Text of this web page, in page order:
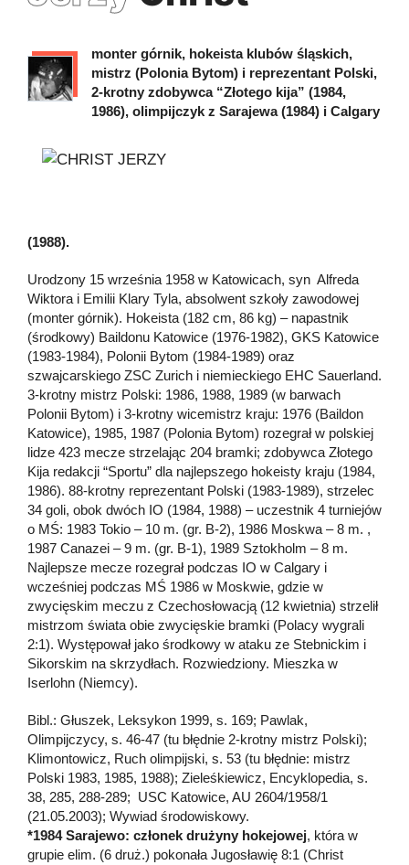
monter górnik, hokeista klubów śląskich,
mistrz (Polonia Bytom) i reprezentant Polski,
2-krotny zdobywca “Złotego kija” (1984,
1986), olimpijczyk z Sarajewa (1984) i Calgary
(1988).
Urodzony 15 września 1958 w Katowicach, syn Alfreda
Wiktora i Emilii Klary Tyla, absolwent szkoły zawodowej
(monter górnik). Hokeista (182 cm, 86 kg) – napastnik
(środkowy) Baildonu Katowice (1976-1982), GKS Katowice
(1983-1984), Polonii Bytom (1984-1989) oraz
szwajcarskiego ZSC Zurich i niemieckiego EHC Sauerland.
3-krotny mistrz Polski: 1986, 1988, 1989 (w barwach
Polonii Bytom) i 3-krotny wicemistrz kraju: 1976 (Baildon
Katowice), 1985, 1987 (Polonia Bytom) rozegrał w polskiej
lidze 423 mecze strzelając 204 bramki; zdobywca Złotego
Kija redakcji “Sportu” dla najlepszego hokeisty kraju (1984,
1986). 88-krotny reprezentant Polski (1983-1989), strzelec
34 goli, obok dwóch IO (1984, 1988) – uczestnik 4 turniejów
o MŚ: 1983 Tokio – 10 m. (gr. B-2), 1986 Moskwa – 8 m. ,
1987 Canazei – 9 m. (gr. B-1), 1989 Sztokholm – 8 m.
Najlepsze mecze rozegrał podczas IO w Calgary i
wcześniej podczas MŚ 1986 w Moskwie, gdzie w
zwycięskim meczu z Czechosłowacją (12 kwietnia) strzelił
mistrzom świata obie zwycięskie bramki (Polacy wygrali
2:1). Występował jako środkowy w ataku ze Stebnickim i
Sikorskim na skrzydłach. Rozwiedziony. Mieszka w
Iserlohn (Niemcy).
Bibl.: Głuszek, Leksykon 1999, s. 169; Pawlak,
Olimpijczycy, s. 46-47 (tu błędnie 2-krotny mistrz Polski);
Klimontowicz, Ruch olimpijski, s. 53 (tu błędnie: mistrz
Polski 1983, 1985, 1988); Zieleśkiewicz, Encyklopedia, s.
38, 285, 288-289; USC Katowice, AU 2604/1958/1
(21.05.2003); Wywiad środowiskowy.
*1984 Sarajewo: członek drużyny hokejowej, która w
grupie elim. (6 druż.) pokonała Jugosławię 8:1 (Christ